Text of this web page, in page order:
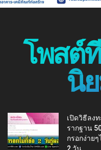
โพสต์
นิ
เปิดวิธีลง
รากฐาน
กรอกง่าย
2 วัน